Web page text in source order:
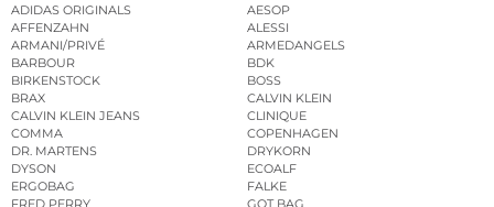
ADIDAS ORIGINALS
AESOP
AFFENZAHN
ALESSI
ARMANI/PRIVÉ
ARMEDANGELS
BARBOUR
BDK
BIRKENSTOCK
BOSS
BRAX
CALVIN KLEIN
CALVIN KLEIN JEANS
CLINIQUE
COMMA
COPENHAGEN
DR. MARTENS
DRYKORN
DYSON
ECOALF
ERGOBAG
FALKE
FRED PERRY
GOT BAG